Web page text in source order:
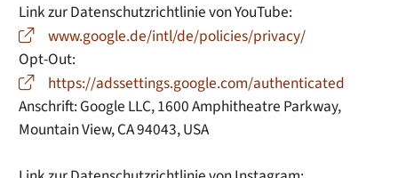
Link zur Datenschutzrichtlinie von YouTube:
www.google.de/intl/de/policies/privacy/
Opt-Out:
https://adssettings.google.com/authenticated
Anschrift: Google LLC, 1600 Amphitheatre Parkway,
Mountain View, CA 94043, USA